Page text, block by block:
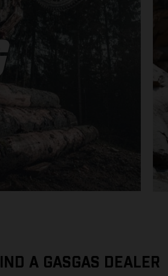
A GASGAS DEALER